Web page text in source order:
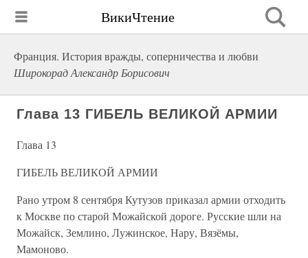
ВикиЧтение
Франция. История вражды, соперничества и любви
Широкорад Александр Борисович
Глава 13 ГИБЕЛЬ ВЕЛИКОЙ АРМИИ
Глава 13
ГИБЕЛЬ ВЕЛИКОЙ АРМИИ
Рано утром 8 сентября Кутузов приказал армии отходить
к Москве по старой Можайской дороге. Русские шли на
Можайск, Землино, Лужинское, Нару, Вязёмы,
Мамоново.